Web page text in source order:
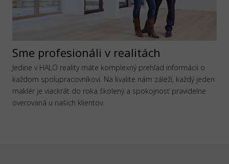
Sme profesionáli v realitách
Jedine v HALO reality máte komplexný prehľad informácii o
každom spolupracovníkovi. Na kvalite nám záleží, každý jeden
maklér je viackrát do roka školený a spokojnosť pravidelne
overovaná u našich klientov.